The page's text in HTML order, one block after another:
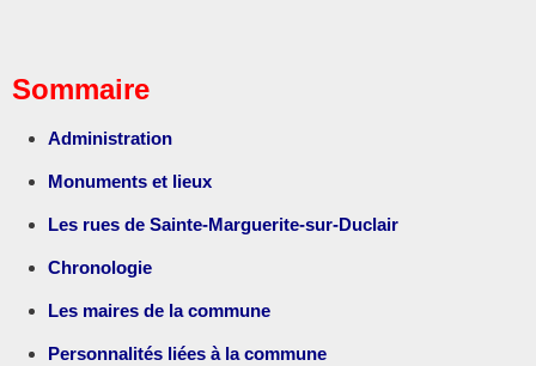
Sommaire
Administration
Monuments et lieux
Les rues de Sainte-Marguerite-sur-Duclair
Chronologie
Les maires de la commune
Personnalités liées à la commune